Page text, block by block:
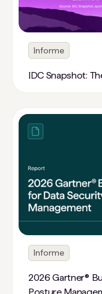
Informe
IDC Snapshot:
Informe
2026 Gartner®